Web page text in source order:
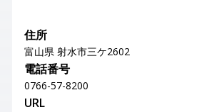
住所
富山県 射水市三ケ2602
電話番号
0766-57-8200
URL